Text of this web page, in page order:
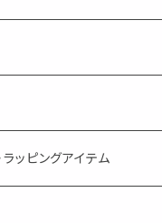
服）
メ レソット
レンドしたアロマスプレー
町の香り
ッピングアイテム
シール